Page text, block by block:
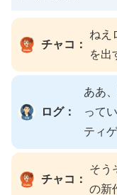
チャコ：
ねえ
を出
ログ：
ああ
って
ティ
チャコ：
そう
の新